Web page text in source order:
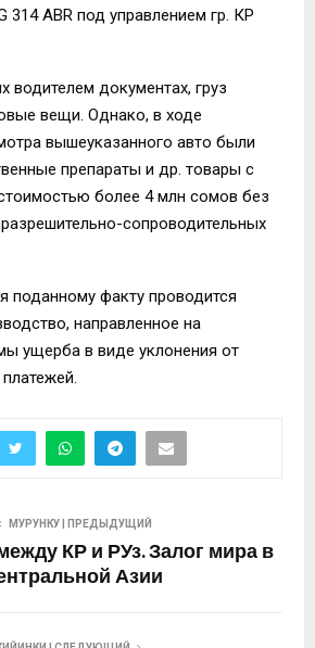
314 ABR под управлением гр. КР
водителем документах, груз
вещи. Однако, в ходе
вышеуказанного авто были
препараты и др. товары с
более 4 млн сомов без
сопроводительных
поданному факту проводится
направленное на
ущерба в виде уклонения от
МУРУНКУ | ПРЕДЫДУЩИЙ
КР и РУз. Залог мира в
Азии